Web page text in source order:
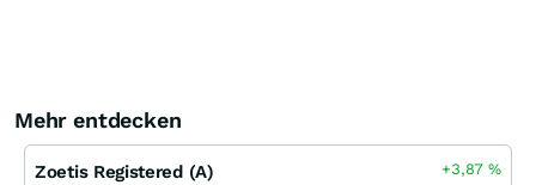
Mehr entdecken
Zoetis Registered (A) +3,87%